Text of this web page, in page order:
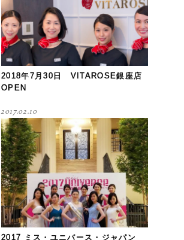
2018年7月30日 VITAROSE銀座店
OPEN
2017 ミス・ユニバース・ジャパン
2017.02.10